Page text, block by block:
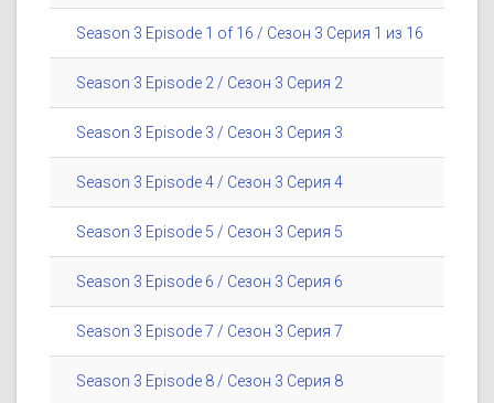
Season 3 Episode 1 of 16 / Сезон 3 Серия 1 из 16
Season 3 Episode 2 / Сезон 3 Серия 2
Season 3 Episode 3 / Сезон 3 Серия 3
Season 3 Episode 4 / Сезон 3 Серия 4
Season 3 Episode 5 / Сезон 3 Серия 5
Season 3 Episode 6 / Сезон 3 Серия 6
Season 3 Episode 7 / Сезон 3 Серия 7
Season 3 Episode 8 / Сезон 3 Серия 8